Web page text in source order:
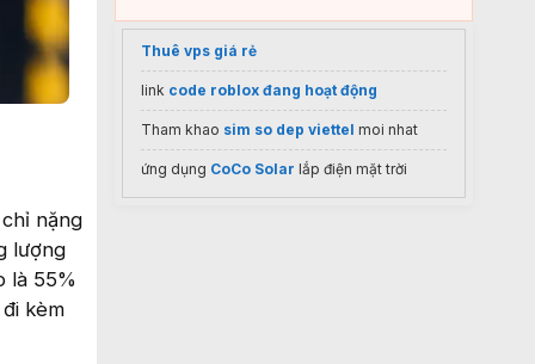
nặng
lượng
là 55%
kèm
Thuê vps giá rẻ
link code roblox đang hoạt động
Tham khao sim so dep viettel moi nhat
ứng dụng CoCo Solar lắp điện mặt trời